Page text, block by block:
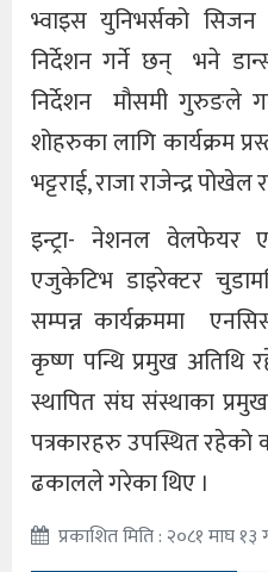
भ्वाइस युनिभर्सको
निर्देशन गर्ने छन् भने
निर्देशन मौसमी गुरुङले
शोहरुका लागि कार्यक्रम
भट्टराई, राजा राजेन्द्र
इन्ट्रा- नेशनल वेलफेयर
एजुकेटिभ डाइरेक्टर
सम्पन्न कार्यक्रममा
कृष्ण पन्थि प्रमुख अतिथि
स्थापित संघ संस्थाका
पत्रकारहरु उपस्थित रहेको
ढकालले गरेका थिए ।
प्रकाशित मिति : २०८१ माघ